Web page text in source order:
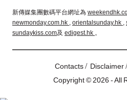
新傳媒集團數碼平台網址為
newmonday.com.hk , orientalsunday.hk ,
sundaykiss.com及 edigest.hk 。
Contacts/ Disclaimer
Copyright © 2026 - All